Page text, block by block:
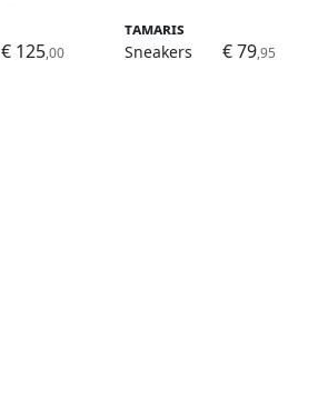
€ 125,00
Tamaris
Sneakers
€ 79,95